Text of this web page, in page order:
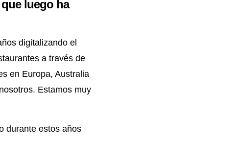
luego ha
digitalizando el
a través de
en Europa, Australia
Estamos muy
durante estos años